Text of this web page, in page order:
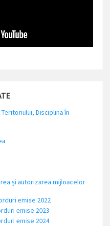
Disciplina în
și autorizarea mijloacelor
emise 2022
emise 2023
emise 2024